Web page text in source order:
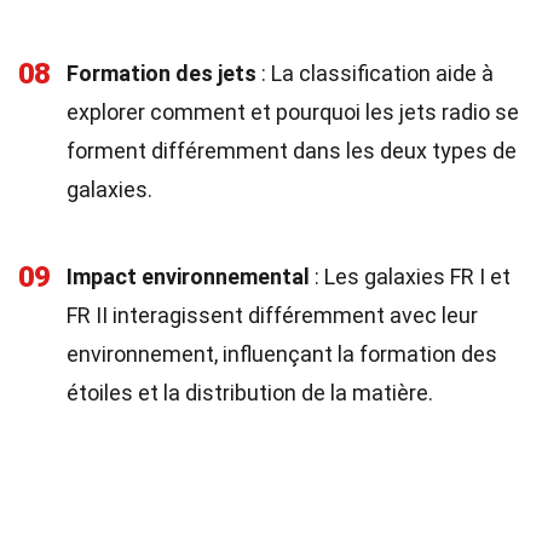
08 Formation des jets : La classification aide à
explorer comment et pourquoi les jets radio se
forment différemment dans les deux types de
galaxies.
09 Impact environnemental : Les galaxies FR I et
FR II interagissent différemment avec leur
environnement, influençant la formation des
étoiles et la distribution de la matière.